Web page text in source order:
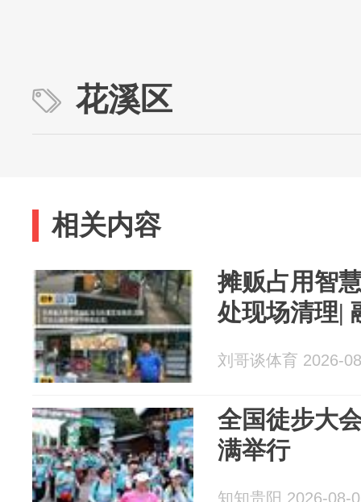
花溪区
相关内容
摊贩占用智
处现场清理|
刘哥谈体育 2026-
全国徒步大
满举行
知知贵阳 2026-08-